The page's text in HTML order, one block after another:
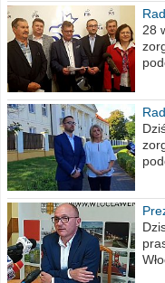
na
28